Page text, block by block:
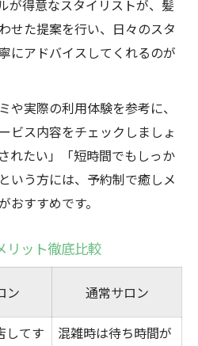
が得意なスタイリストが、髪
せた提案を行い、日々のスタ
にアドバイスしてくれるのが
や実際の利用体験を参考に、
ビス内容をチェックしましょ
れたい」「短時間でもしっか
いう方には、予約制で癒しメ
おすすめです。
リット徹底比較
ン 通常サロン
してす
混雑時は待ち時間が